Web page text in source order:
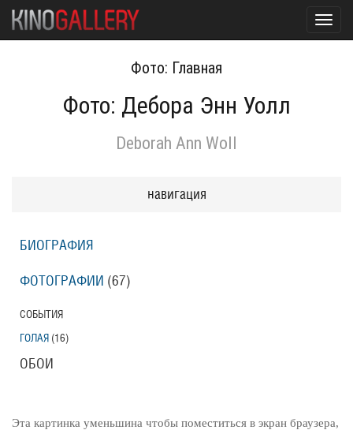
Фото: Главная
Фото: Дебора Энн Уолл
Deborah Ann Woll
Эта картинка уменьшина чтобы поместиться в экран браузера,
навигация
БИОГРАФИЯ
ФОТОГРАФИИ (67)
СОБЫТИЯ
ГОЛАЯ (16)
ОБОИ